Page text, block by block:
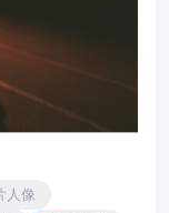
人像